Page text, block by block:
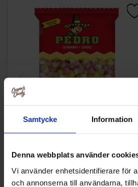
Samtycke Information
Denna webbplats använder
Vi använder enhetsidentifierare för
och annonserna till användarna,
89.90 kr
Køb